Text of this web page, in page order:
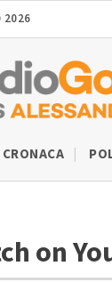
2026
CRONACA
on